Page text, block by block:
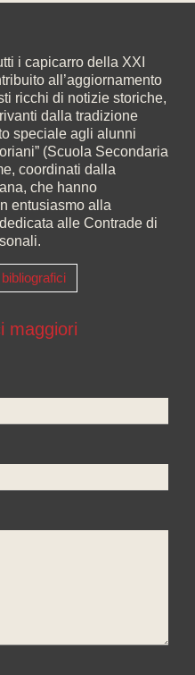
i capicarro della XXI
all’aggiornamento
ricchi di notizie storiche,
dalla tradizione
speciale agli alunni
(Scuola Secondaria
coordinati dalla
che hanno
entusiasmo alla
alle Contrade di
maggiori